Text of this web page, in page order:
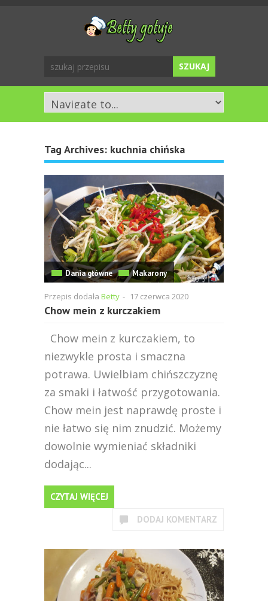
Tag Archives: kuchnia chińska
Dania główne Makarony
Przepis dodała Betty - 17 czerwca 2020
Chow mein z kurczakiem
Chow mein z kurczakiem, to
niezwykle prosta i smaczna
potrawa. Uwielbiam chińszczyznę
za smaki i łatwość przygotowania.
Chow mein jest naprawdę proste i
nie łatwo się nim znudzić. Możemy
dowolnie wymieniać składniki
dodając...
CZYTAJ WIĘCEJ
DODAJ KOMENTARZ